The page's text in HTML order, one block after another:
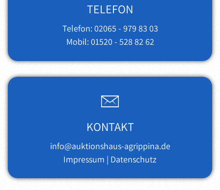
TELEFON
Telefon: 02065 - 979 83 03
Mobil: 01520 - 528 82 62
KONTAKT
info@auktionshaus-agrippina.de
Impressum | Datenschutz